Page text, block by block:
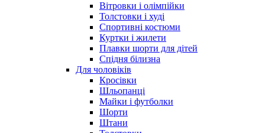
Вітровки і олімпійки
Толстовки і худі
Спортивні костюми
Куртки і жилети
Плавки шорти для дітей
Спідня білизна
Для чоловіків
Кросівки
Шльопанці
Майки і футболки
Шорти
Штани